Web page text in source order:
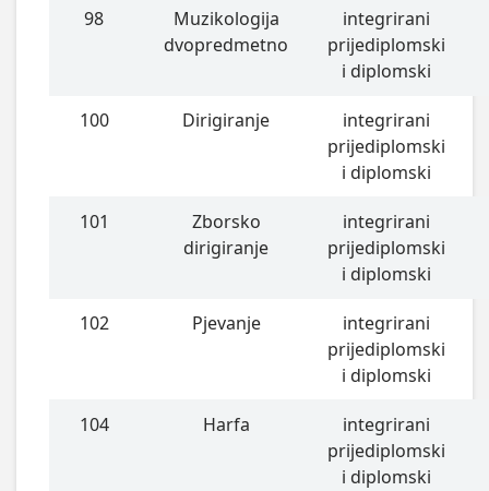
98
Muzikologija
dvopredmetno
integrirani
prijediplomski
i diplomski
100 Dirigiranje
integrirani
prijediplomski
i diplomski
101
Zborsko
dirigiranje
integrirani
prijediplomski
i diplomski
102 Pjevanje
integrirani
prijediplomski
i diplomski
104 Harfa
integrirani
prijediplomski
i diplomski